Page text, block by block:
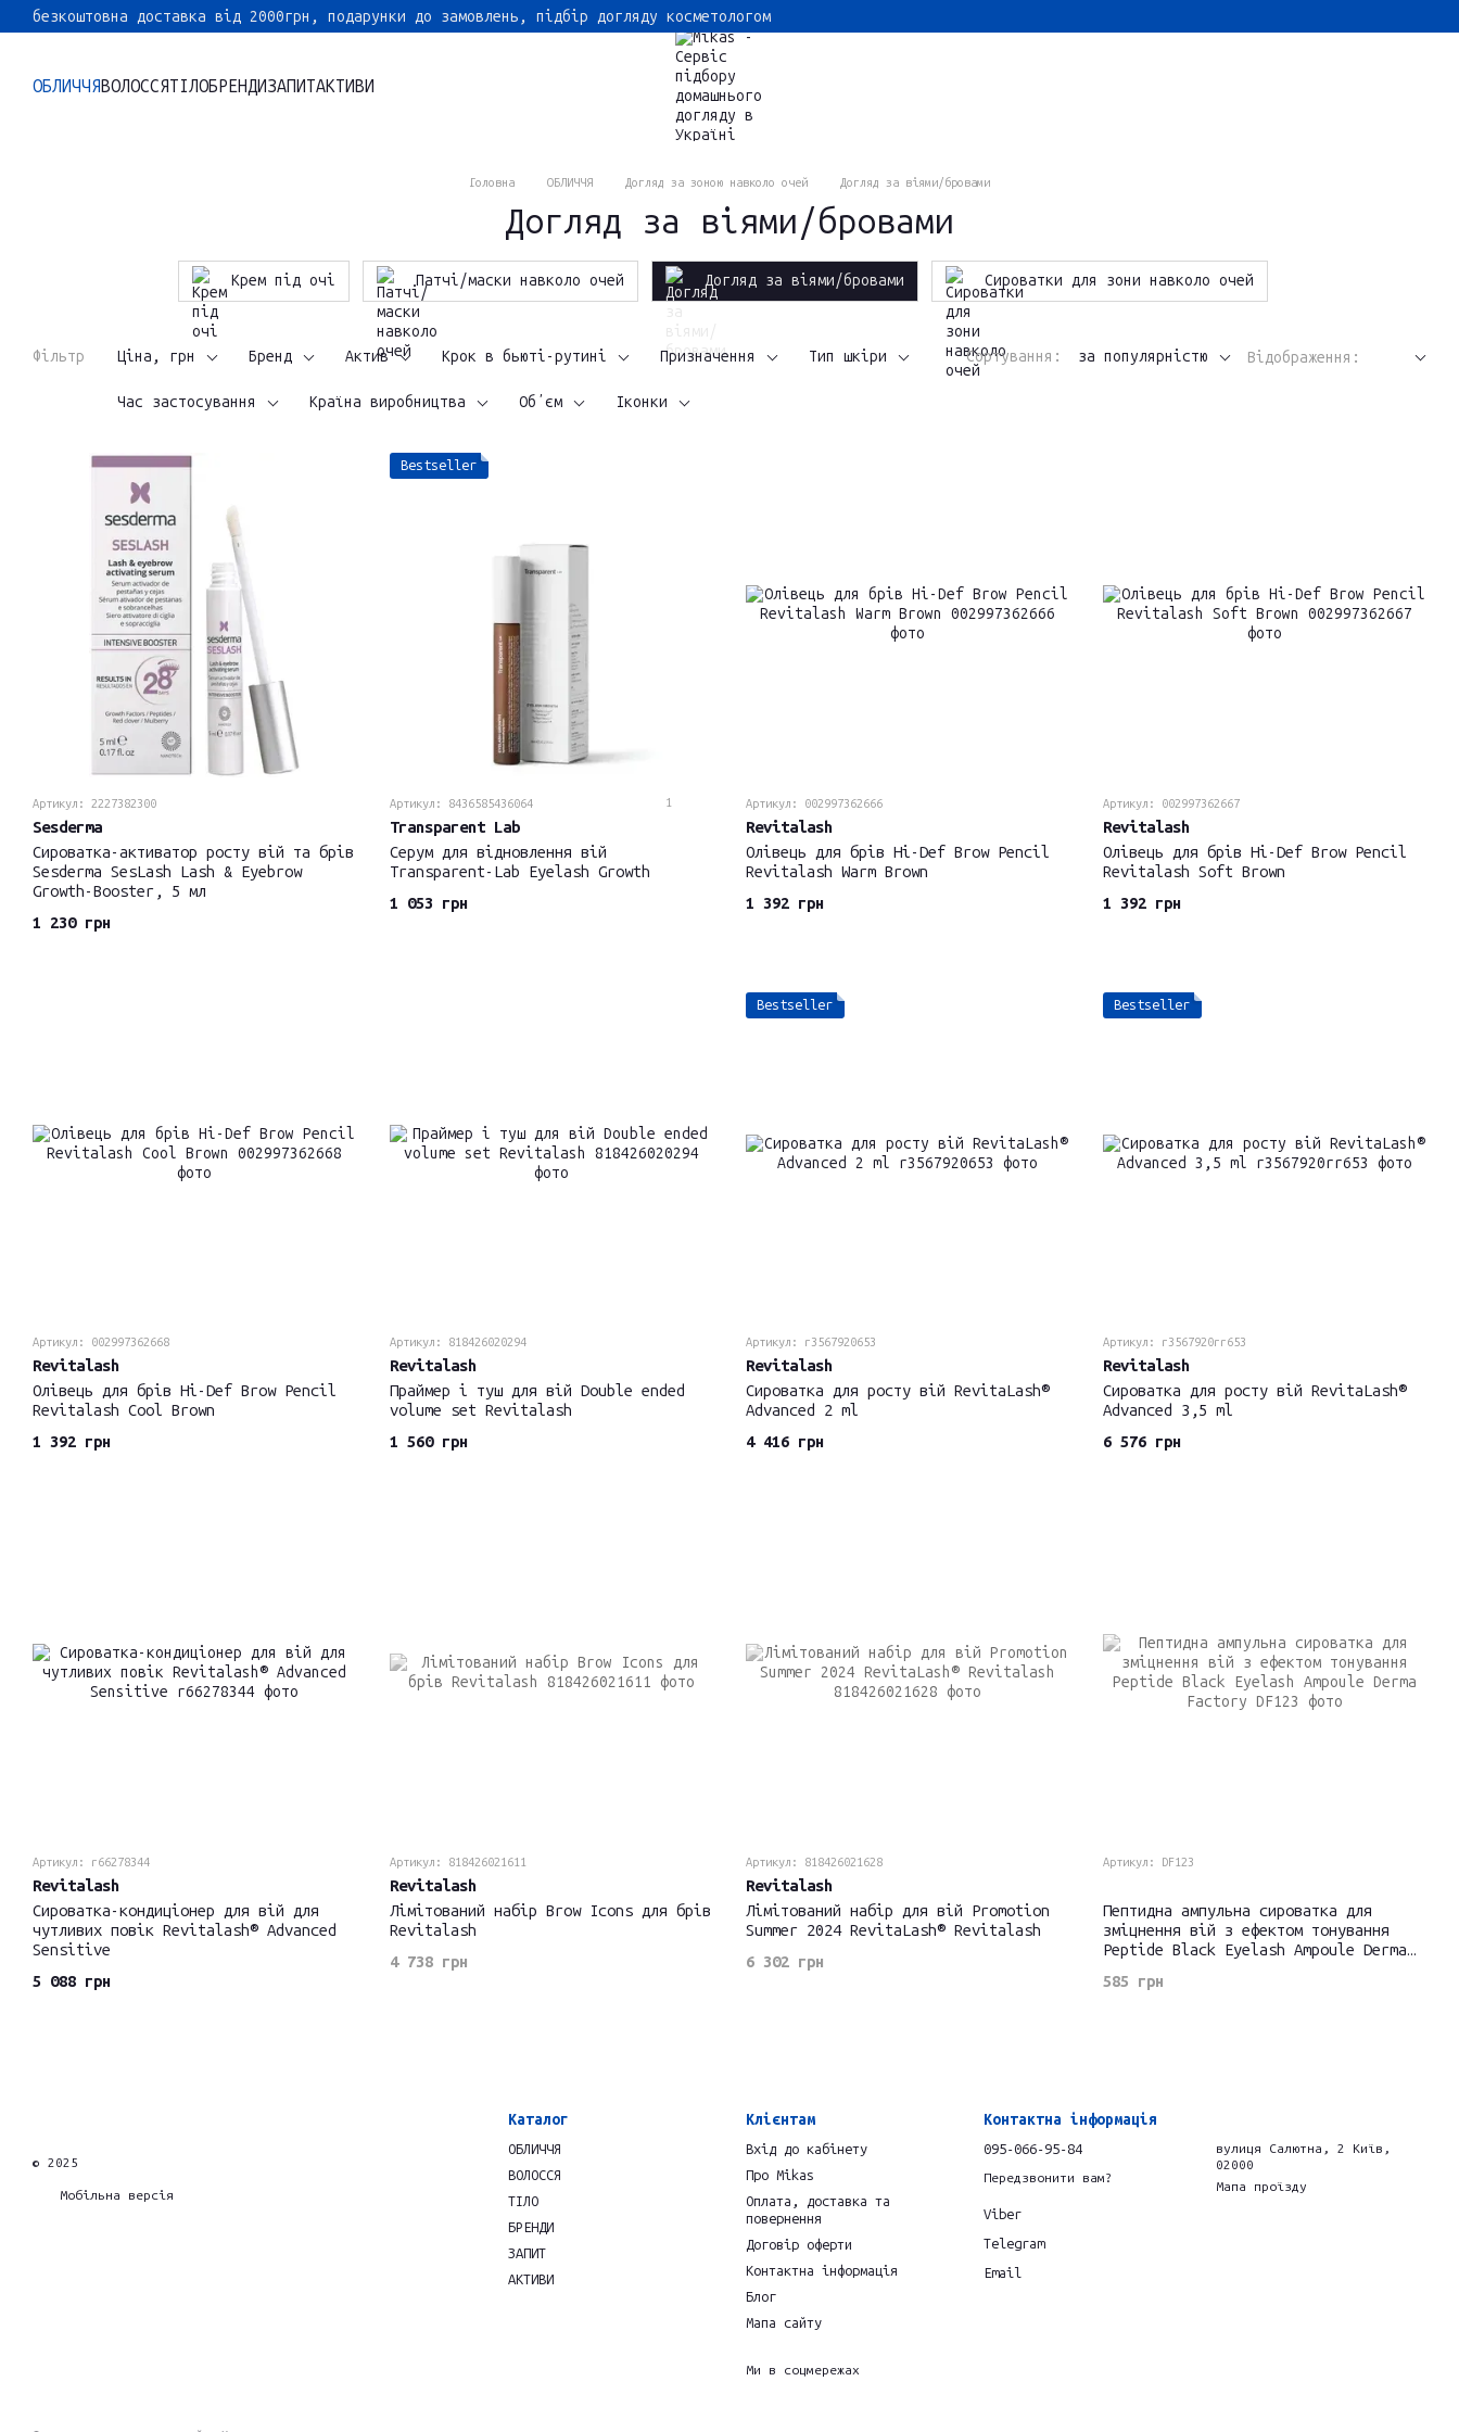
Перейти до основного контенту
безкоштовна доставка від 2000грн, подарунки до замовлень, підбір догляду косметологом
ОБЛИЧЧЯВОЛОССЯТІЛОБРЕНДИЗАПИТАКТИВИ
Головна ОБЛИЧЧЯ Догляд за зоною навколо очей Догляд за віями/бровами
Догляд за віями/бровами
Крем під очі Патчі/маски навколо очей Догляд за віями/бровами Сироватки для зони навколо очей
Фільтр Ціна, грн Бренд Актив Крок в бьюті-рутині Призначення Тип шкіри
Час застосування Країна виробництва Обʼєм Іконки
Сортування: за популярністю Відображення:
Артикул: 2227382300
Sesderma
Сироватка-активатор росту вій та брів
Sesderma SesLash Lash & Eyebrow
Growth-Booster, 5 мл
1 230 грн
Bestseller
Артикул: 8436585436064 1
Transparent Lab
Серум для відновлення вій
Transparent-Lab Eyelash Growth
1 053 грн
Артикул: 002997362666
Revitalash
Олівець для брів Hi-Def Brow Pencil
Revitalash Warm Brown
1 392 грн
Артикул: 002997362667
Revitalash
Олівець для брів Hi-Def Brow Pencil
Revitalash Soft Brown
1 392 грн
Артикул: 002997362668
Revitalash
Олівець для брів Hi-Def Brow Pencil
Revitalash Cool Brown
1 392 грн
Артикул: 818426020294
Revitalash
Праймер і туш для вій Double ended
volume set Revitalash
1 560 грн
Bestseller
Артикул: r3567920653
Revitalash
Cироватка для росту вій RevitaLash®
Advanced 2 ml
4 416 грн
Bestseller
Артикул: r3567920rr653
Revitalash
Cироватка для росту вій RevitaLash®
Advanced 3,5 ml
6 576 грн
Артикул: r66278344
Revitalash
Сироватка-кондиціонер для вій для
чутливих повік Revitalash® Advanced
Sensitive
5 088 грн
Артикул: 818426021611
Revitalash
Лімітований набір Brow Icons для брів
Revitalash
4 738 грн
Артикул: 818426021628
Revitalash
Лімітований набір для вій Promotion
Summer 2024 RevitaLash® Revitalash
6 302 грн
Артикул: DF123
Пептидна ампульна сироватка для
зміцнення вій з ефектом тонування
Peptide Black Eyelash Ampoule Derma
585 грн
© 2025
Мобільна версія
Каталог
ОБЛИЧЧЯ
ВОЛОССЯ
ТІЛО
БРЕНДИ
ЗАПИТ
АКТИВИ
Клієнтам
Вхід до кабінету
Про Mikas
Оплата, доставка та
повернення
Договір оферти
Контактна інформація
Блог
Мапа сайту
Ми в соцмережах
Контактна інформація
095-066-95-84
Передзвонити вам?
Viber
Telegram
Email
вулиця Салютна, 2 Київ,
02000
Мапа проїзду